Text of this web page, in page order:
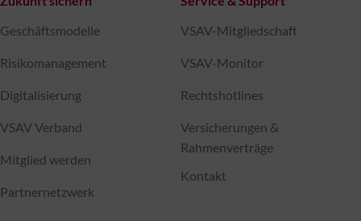
Geschäftsmodelle
Risikomanagement
Digitalisierung
VSAV Verband
Mitglied werden
Partnernetzwerk
VSAV-Mitgliedschaft
VSAV-Monitor
Rechtshotlines
Versicherungen &
Rahmenverträge
Kontakt